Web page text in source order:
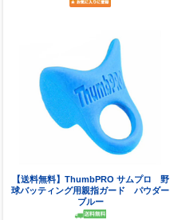
【送料無料】ThumbPRO サムプロ 野
球バッティング用親指ガード パウダー
ブルー